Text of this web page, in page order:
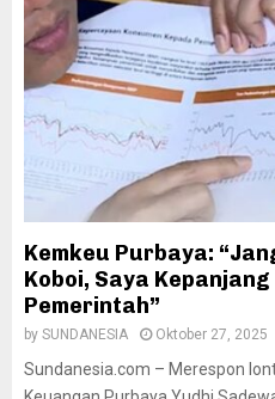
Kemkeu Purbaya:
Koboi, Saya
Pemerintah”
by SUNDANESIA Oktober 27, 2025
Sundanesia.com – Merespon